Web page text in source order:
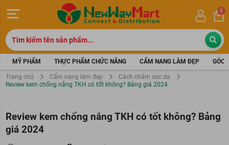
0
MỸ PHẨM THỰC PHẨM CHỨC NĂNG CẨM NANG LÀM ĐẸP GÓC
Trang chủ Cẩm nang làm đẹp
Cách chăm sóc da
Review kem chống nắng TKH có tốt không? Bảng giá 2024
Review kem chống nắng TKH có tốt không? Bảng
giá 2024